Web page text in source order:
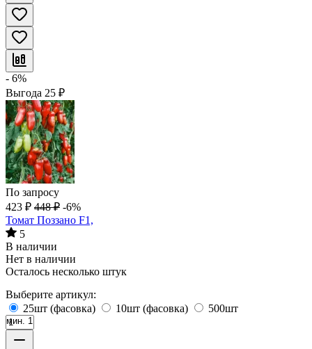
- 6%
Выгода 25 ₽
По запросу
423 ₽ 448 ₽ -6%
Томат Поззано F1,
5
В наличии
Нет в наличии
Осталось несколько штук
Выберите артикул:
25шт (фасовка)
10шт (фасовка) 500шт
мин. 1